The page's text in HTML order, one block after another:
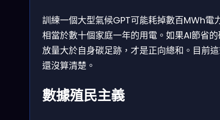
訓練一個大型氣候GPT可能耗掉數百MWh電
相當於數十個家庭一年的用電。如果AI節省
放量大於自身碳足跡，才是正向總和。目前
還沒算清楚。
數據殖民主義